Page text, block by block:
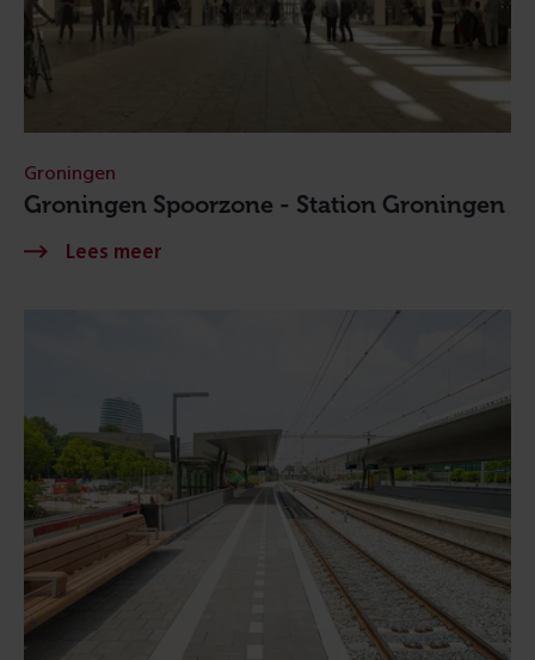
Groningen Spoorzone - Station Groningen
Groningen